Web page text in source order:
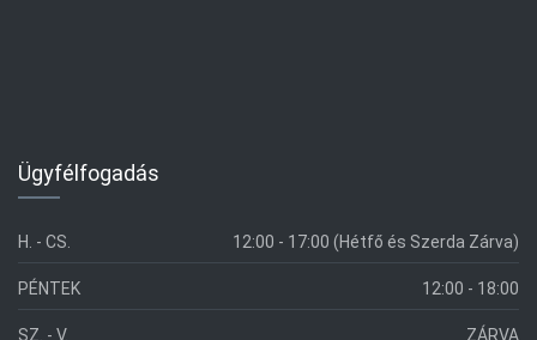
Ügyfélfogadás
H. - CS. 12:00 - 17:00 (Hétfő és Szerda Zárva)
PÉNTEK 12:00 - 18:00
SZ. - V. ZÁRVA